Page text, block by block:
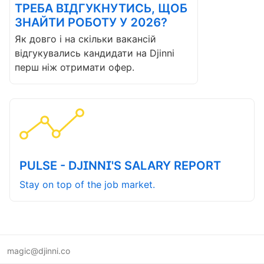
ТРЕБА ВІДГУКНУТИСЬ, ЩОБ
ЗНАЙТИ РОБОТУ У 2026?
Як довго і на скільки вакансій
відгукувались кандидати на Djinni
перш ніж отримати офер.
PULSE - DJINNI'S SALARY REPORT
Stay on top of the job market.
magic@djinni.co